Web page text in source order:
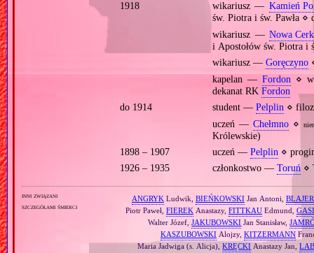
1918
wikariusz — Kamień
św. Piotra i św. Pawła ⋄
wikariusz —Nowa
i Apostołów św. Piotra i
wikariusz — Goręczyno
kapelan — Fordon ⋄
dekanat RK Fordon
do 1914
student — Pelplin⋄
uczeń — Chełmno⋄
Królewskie)
1898 – 1907
uczeń — Pelplin ⋄
1926 – 1935
członkostwo — Toruń⋄
inni związani
szczegółami śmierci
ANGRYKLudwik, BIEŃKOWSKIJan Antoni, BLAJER
Piotr Paweł, FIEREKAnastazy, FITTKAUEdmund,
Walter Józef,JAKUBOWSKI Jan Stanisław,
KASZUBOWSKIAlojzy, KITZERMANN
Maria Jadwiga (s. Alicja),KRĘCKI Anastazy Jan,